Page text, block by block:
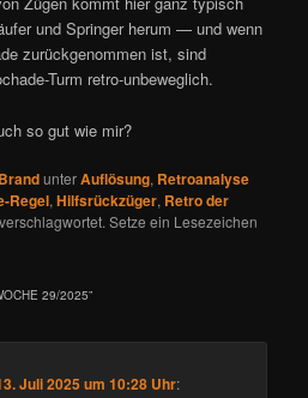
und Springer herum — und wenn
zurückgenommen ist, sind
Turm retro-unbeweglich.
so gut wie mir?
unterAuflösung, Retroanalyse
Regel,Hilfsrückzüger, Retro der
verschlagwortet. Setze ein Lesezeichen
29/2025”
Juli 2025 um 10:28 Uhr: